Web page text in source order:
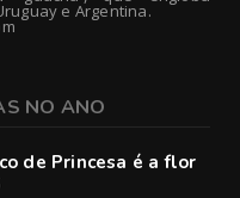
e Argentina.
NO ANO
de Princesa é a flor